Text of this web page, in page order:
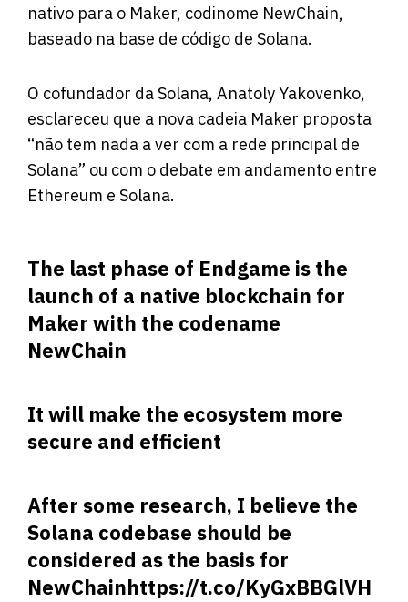
nativo para o Maker, codinome NewChain,
baseado na base de código de Solana.
O cofundador da Solana, Anatoly Yakovenko,
esclareceu que a nova cadeia Maker proposta
“não tem nada a ver com a rede principal de
Solana” ou com o debate em andamento entre
Ethereum e Solana.
The last phase of Endgame is the
launch of a native blockchain for
Maker with the codename
NewChain
It will make the ecosystem more
secure and efficient
After some research, I believe the
Solana codebase should be
considered as the basis for
NewChainhttps://t.co/KyGxBBGlVH